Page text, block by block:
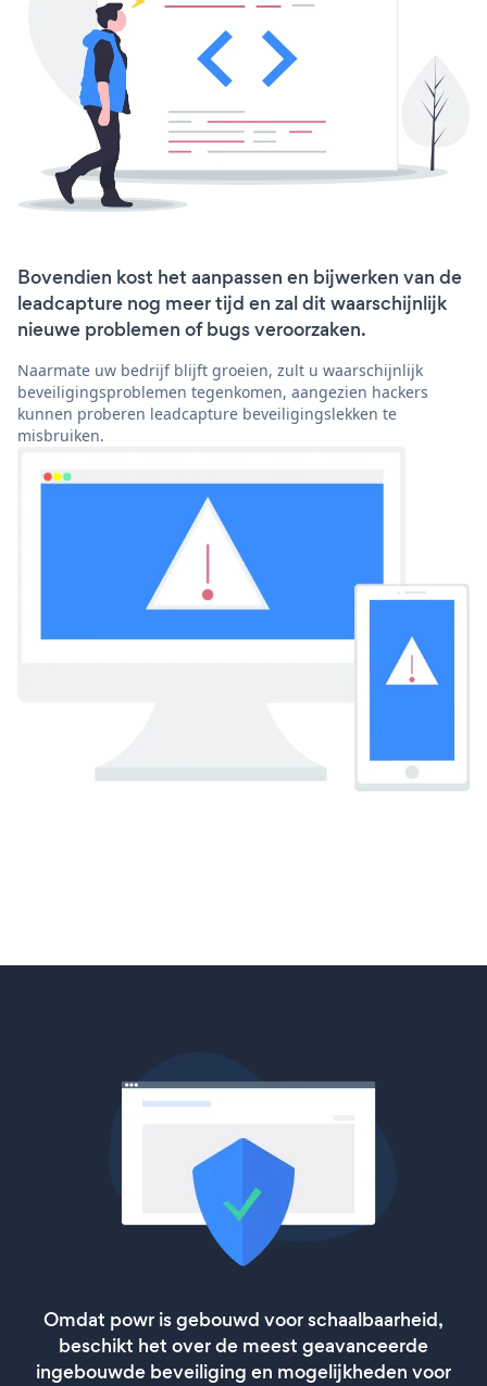
Bovendien kost het aanpassen en bijwerken van de
leadcapture nog meer tijd en zal dit waarschijnlijk
nieuwe problemen of bugs veroorzaken.
Naarmate uw bedrijf blijft groeien, zult u waarschijnlijk
beveiligingsproblemen tegenkomen, aangezien hackers
kunnen proberen leadcapture beveiligingslekken te
misbruiken.
Omdat powr is gebouwd voor schaalbaarheid,
beschikt het over de meest geavanceerde
ingebouwde beveiliging en mogelijkheden voor